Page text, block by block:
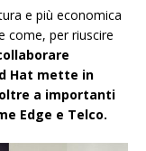
e più economica
come, per riuscire
Hat mette in
a importanti
Edge e Telco.